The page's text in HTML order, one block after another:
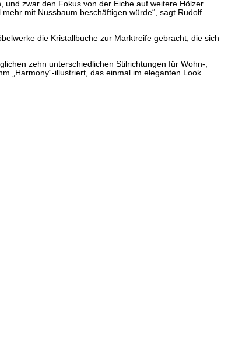
zwar den Fokus von der Eiche auf weitere Hölzer
mit Nussbaum beschäftigen würde“, sagt Rudolf
die Kristallbuche zur Marktreife gebracht, die sich
zehn unterschiedlichen Stilrichtungen für Wohn-,
„Harmony“-illustriert, das einmal im eleganten Look